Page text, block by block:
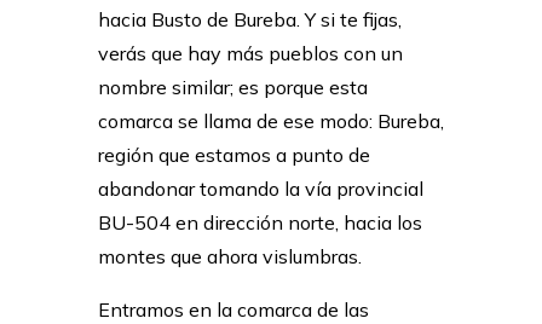
hacia Busto de Bureba. Y si te fijas,
verás que hay más pueblos con un
nombre similar; es porque esta
comarca se llama de ese modo: Bureba,
región que estamos a punto de
abandonar tomando la vía provincial
BU-504 en dirección norte, hacia los
montes que ahora vislumbras.
Entramos en la comarca de las